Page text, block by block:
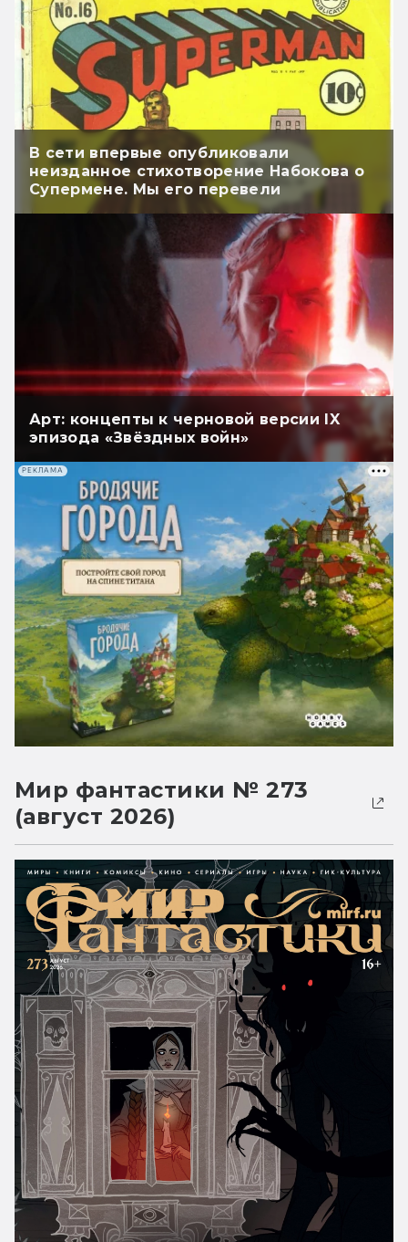
В сети впервые опубликовали
неизданное стихотворение Набокова о
Супермене. Мы его перевели
Арт: концепты к черновой версии IX
эпизода «Звёздных войн»
РЕКЛАМА
Мир фантастики № 273
(август 2026)